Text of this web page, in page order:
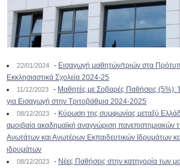
22/01/2024 - Εισαγωγή μαθητών/τριών στα
Εκκλησιαστικά Σχολεία 2024-25
11/12/2023 - Μαθητές με Σοβαρές Παθήσεις (5%):
για Εισαγωγή στην Τριτοβάθμια 2024-2025
08/12/2023 - Κύρωση της συμφωνίας μεταξύ
αμοιβαία ακαδημαϊκή αναγνώριση πανεπιστημιακών
Ανωτάτων και Ανωτέρων Εκπαιδευτικών Ιδρυμάτων
ιδρυμάτων
08/12/2023 - Νέες Παθήσεις στην κατηγορία των